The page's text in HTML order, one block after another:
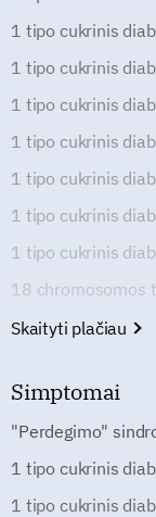
1 tipo cukrinis
1 tipo cukrinis
1 tipo cukrinis
1 tipo cukrinis
1 tipo cukrinis
1 tipo cukrinis
1 tipo cukrinis
18 chromosomos
Skaityti plačiau
Simptomai
"Perdegimo"
1 tipo cukrinis
1 tipo cukrinis